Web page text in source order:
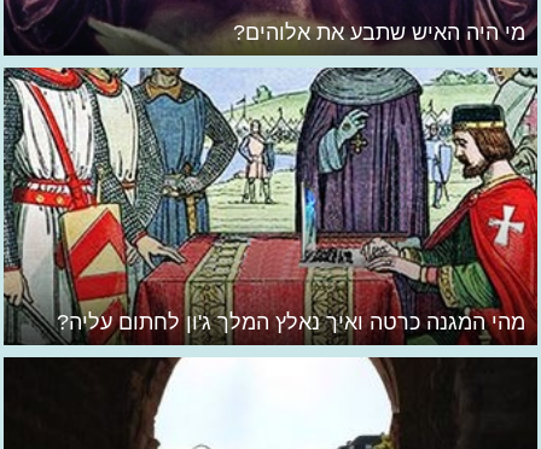
מי היה האיש שתבע את אלוהים?
מהי המגנה כרטה ואיך נאלץ המלך ג'ון לחתום עליה?